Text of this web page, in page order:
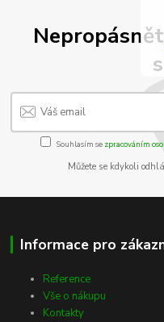
Souhlasím se zpracováním
Můžete se kdykoli
Informace pro
Reference
Vše o nákupu
Kontakty